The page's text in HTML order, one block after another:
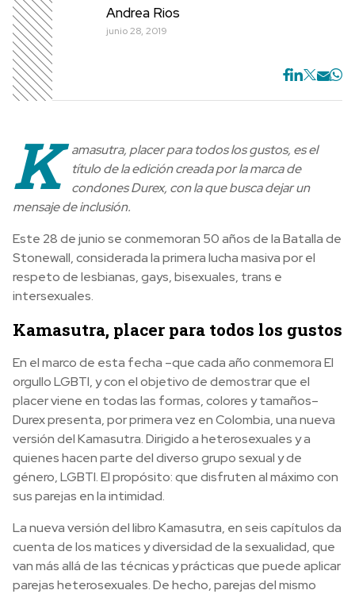
Andrea Rios
junio 28, 2019
K
amasutra, placer para todos los gustos, es el
título de la edición creada por la marca de
condones Durex, con la que busca dejar un
mensaje de inclusión.
Este 28 de junio se conmemoran 50 años de la Batalla de
Stonewall, considerada la primera lucha masiva por el
respeto de lesbianas, gays, bisexuales, trans e
intersexuales.
Kamasutra, placer para todos los gustos
En el marco de esta fecha –que cada año conmemora El
orgullo LGBTI, y con el objetivo de demostrar que el
placer viene en todas las formas, colores y tamaños–
Durex presenta, por primera vez en Colombia, una nueva
versión del Kamasutra. Dirigido a heterosexuales y a
quienes hacen parte del diverso grupo sexual y de
género, LGBTI. El propósito: que disfruten al máximo con
sus parejas en la intimidad.
La nueva versión del libro Kamasutra, en seis capítulos da
cuenta de los matices y diversidad de la sexualidad, que
van más allá de las técnicas y prácticas que puede aplicar
parejas heterosexuales. De hecho, parejas del mismo